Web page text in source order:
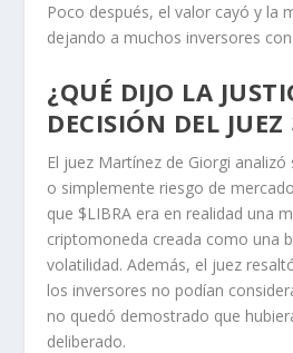
Poco después, el valor cayó y la
dejando a muchos inversores
¿QUÉ DIJO LA
DECISIÓN DEL
El juez Martínez de Giorgi
o simplemente riesgo de
que $LIBRA era en realidad una
criptomoneda creada como una
volatilidad. Además, el juez
los inversores no podían
no quedó demostrado que
deliberado.